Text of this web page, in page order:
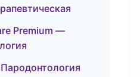
Premium —